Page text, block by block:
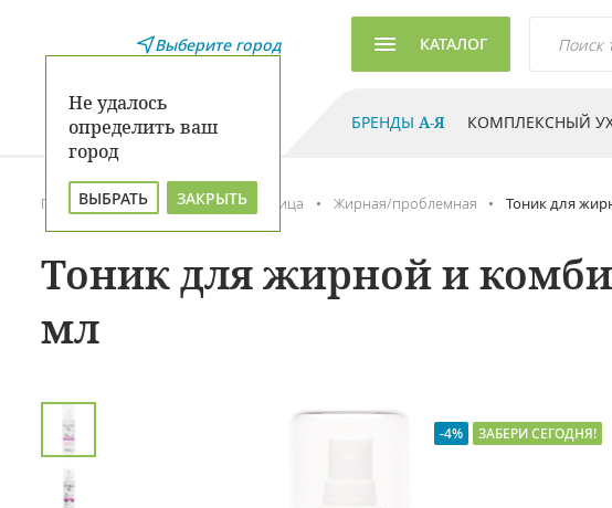
Выберите город
Не удалось
определить ваш
город
ВЫБРАТЬ ЗАКРЫТЬ
КАТАЛОГ
БРЕНДЫ А-Я КОМПЛЕКСНЫЙ
Главная Каталог Уход для лица Жирная/проблемная Тоник для
Тоник для жирной и
мл
-4% ЗАБЕРИ СЕГОДНЯ!